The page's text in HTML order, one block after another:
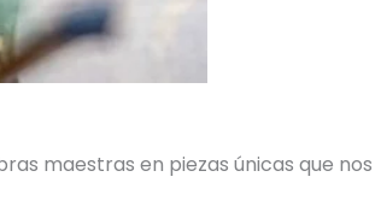
maestras en piezas únicas que nos